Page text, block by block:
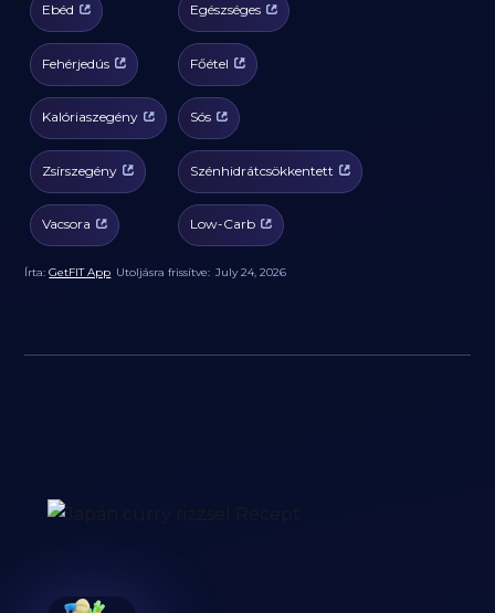
Ebéd Egészséges
Fehérjedús Főétel
Kalóriaszegény Sós
Zsírszegény Szénhidrátcsökkentett
Vacsora Low-Carb
Írta:GetFIT App Utoljásra frissítve: July 24, 2026